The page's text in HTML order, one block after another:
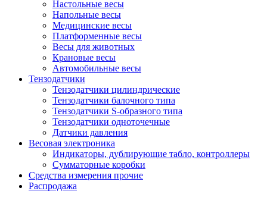
Настольные весы
Напольные весы
Медицинские весы
Платформенные весы
Весы для животных
Крановые весы
Автомобильные весы
Тензодатчики
Тензодатчики цилиндрические
Тензодатчики балочного типа
Тензодатчики S-образного типа
Тензодатчики одноточечные
Датчики давления
Весовая электроника
Индикаторы, дублирующие табло, контроллеры
Сумматорные коробки
Средства измерения прочие
Распродажа